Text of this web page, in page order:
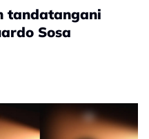
tandatangani
Sosa